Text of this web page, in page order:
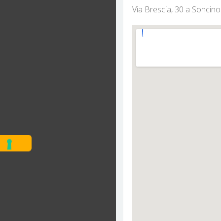
Via Brescia, 30 a